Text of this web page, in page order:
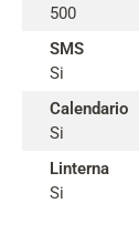
500
SMS
Si
Calendario
Si
Linterna
Si